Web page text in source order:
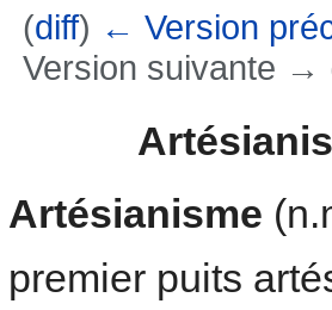
(diff) ← Version
Version suivante →
Artésianisme
premier puits